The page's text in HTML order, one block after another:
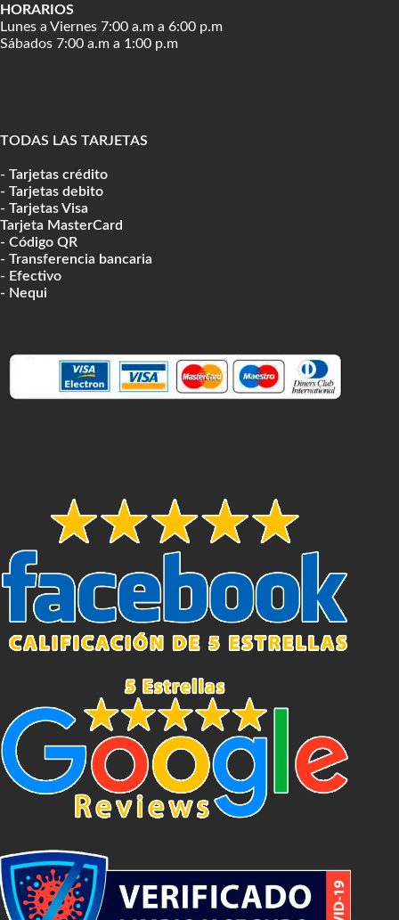
HORARIOS
Lunes a Viernes 7:00 a.m a 6:00 p.m
Sábados 7:00 a.m a 1:00 p.m
TODAS LAS TARJETAS
- Tarjetas crédito
- Tarjetas debito
- Tarjetas Visa
Tarjeta MasterCard
- Código QR
- Transferencia bancaria
- Efectivo
- Nequi